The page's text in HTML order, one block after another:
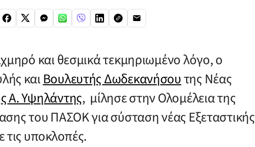
και θεσμικά τεκμηριωμένο λόγο, ο
καιΒουλευτής Δωδεκανήσουτης Νέας
Α. Υψηλάντης, μίλησε στην Ολομέλεια της
του ΠΑΣΟΚ για σύσταση νέας Εξεταστικής
τις υποκλοπές.